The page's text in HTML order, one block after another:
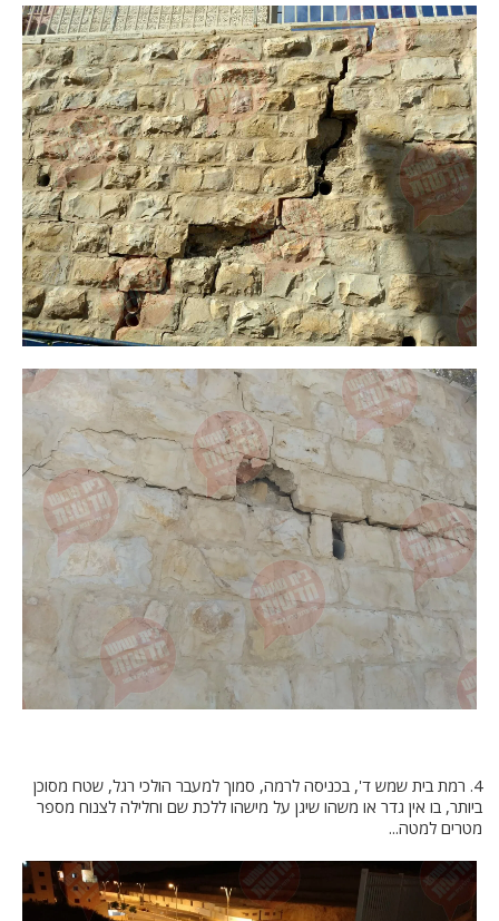
4. רמת בית שמש ד', בכניסה לרמה, סמוך למעבר הולכי רגל, שטח מסוכן
ביותר, בו אין גדר או משהו שיגן על מישהו ללכת שם וחלילה לצנוח מספר
מטרים למטה...